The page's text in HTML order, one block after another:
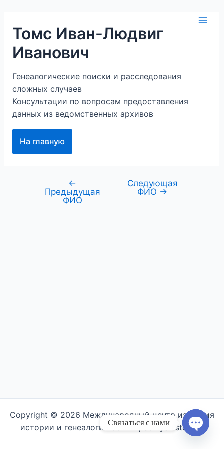
содержимому
Томс Иван-Людвиг
Иванович
Генеалогические поиски и расследования
сложных случаев
Консультации по вопросам предоставления
данных из ведомственных архивов
На главную
Навигация←
Предыдущая
ФИО
Следующая
ФИО →
Copyright © 2026 Международный центр изучения
истории и генеалогии семьи | Semyahistory.ru
Связаться с нами